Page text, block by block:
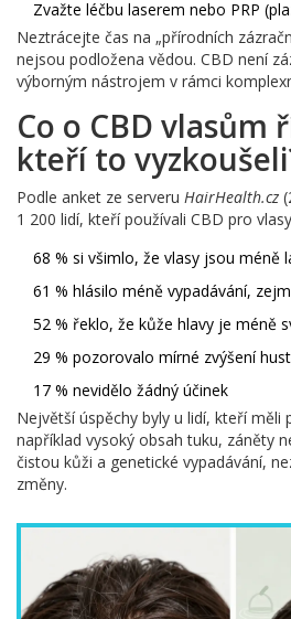
Zvažte léčbu laserem nebo PRP
Neztrácejte čas na „přírodních
nejsou podložena vědou. CBD není
výborným nástrojem v rámci
Co o CBD vlasům
kteří to
Podle anket ze serveru HairHealth.cz
1 200 lidí, kteří používali CBD pro
68 % si všimlo, že vlasy jsou méně
61 % hlásilo méně vypadávání,
52 % řeklo, že kůže hlavy je méně
29 % pozorovalo mírné zvýšení
17 % nevidělo žádný účinek
Největší úspěchy byly u lidí, kteří měli
například vysoký obsah tuku, záněty
čistou kůži a genetické vypadávání,
změny.